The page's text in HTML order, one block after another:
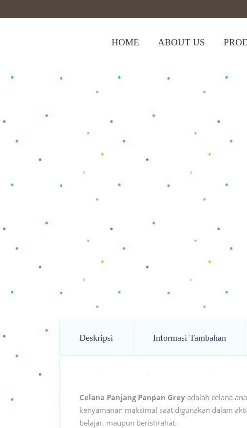
HOME ABOUT US
Shop> Celana Anak
Deskripsi Informasi Tambahan
Celana Panjang Panpan Grey adalah celana
kenyamanan maksimal saat digunakan dalam
belajar, maupun beristirahat.